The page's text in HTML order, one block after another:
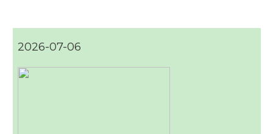
2026-07-06